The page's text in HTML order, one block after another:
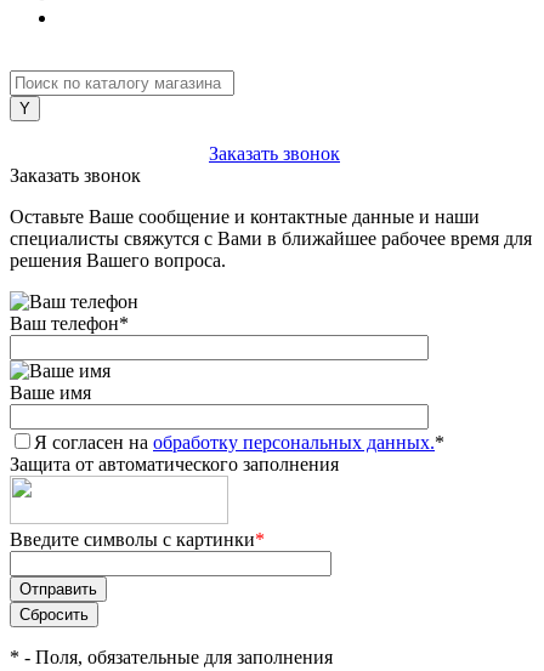
Заказать звонок
Заказать звонок
Оставьте Ваше сообщение и контактные данные и наши
специалисты свяжутся с Вами в ближайшее рабочее время для
решения Вашего вопроса.
Ваш телефон*
Ваше имя
Я согласен на обработку персональных данных.*
Защита от автоматического заполнения
Введите символы с картинки*
* - Поля, обязательные для заполнения